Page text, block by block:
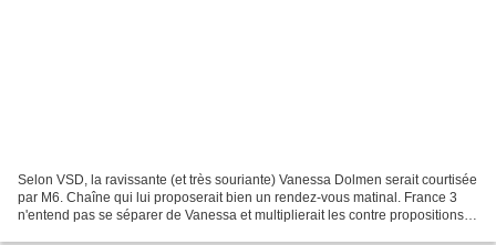
Selon VSD, la ravissante (et très souriante) Vanessa Dolmen serait courtisée
par M6. Chaîne qui lui proposerait bien un rendez-vous matinal. France 3
n'entend pas se séparer de Vanessa et multiplierait les contre propositions.